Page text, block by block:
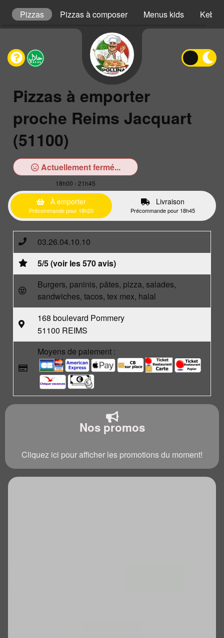
Pizzas Pizzas à composer Menus kids
Pizzas à emporter
proche Reims Jacquart
(51100)
Actuellement fermé...
18h00 - 21h45
À emporter
Précommande pour 18h20
Livraison
Précommande pour 18h45
03.26.04.10.10
5/5 (voir les 570 avis)
Burgers, paninis, pâtes, pizza, salades,
sandwiches, tacos, tex mex, halal
168 boulevard Pommery
51100 REIMS
Moyens de paiement :
Nos promos
Cliquez ici pour afficher les promotions du moment!